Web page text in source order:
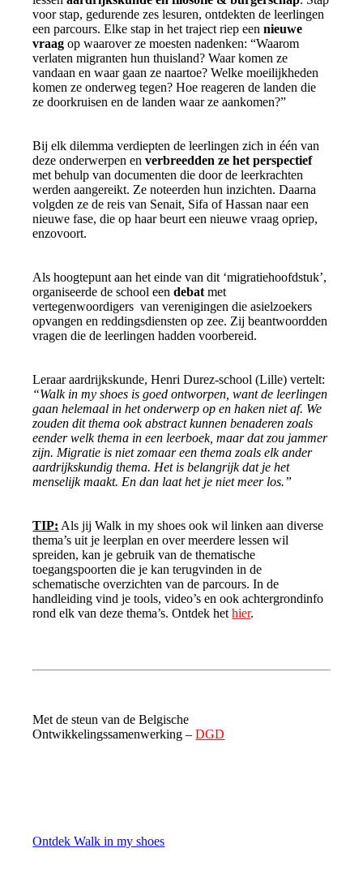
voor stap, gedurende zes lesuren, ontdekten de leerlingen
een parcours. Elke stap in het traject riep een nieuwe
vraag op waarover ze moesten nadenken: “Waarom
verlaten migranten hun thuisland? Waar komen ze
vandaan en waar gaan ze naartoe? Welke moeilijkheden
komen ze onderweg tegen? Hoe reageren de landen die
ze doorkruisen en de landen waar ze aankomen?”
Bij elk dilemma verdiepten de leerlingen zich in één van
deze onderwerpen enverbreedden ze het perspectief
met behulp van documenten die door de leerkrachten
werden aangereikt. Ze noteerden hun inzichten. Daarna
volgden ze de reis van Senait, Sifa of Hassan naar een
nieuwe fase, die op haar beurt een nieuwe vraag opriep,
enzovoort.
Als hoogtepunt aan het einde van dit ‘migratiehoofdstuk’,
organiseerde de school eendebat met
vertegenwoordigers van verenigingen die asielzoekers
opvangen en reddingsdiensten op zee. Zij beantwoordden
vragen die de leerlingen hadden voorbereid.
Leraar aardrijkskunde, Henri Durez-school (Lille) vertelt:
“Walk in my shoes is goed ontworpen, want de leerlingen
gaan helemaal in het onderwerp op en haken niet af. We
zouden dit thema ook abstract kunnen benaderen zoals
eender welk thema in een leerboek, maar dat zou jammer
zijn. Migratie is niet zomaar een thema zoals elk ander
aardrijkskundig thema. Het is belangrijk dat je het
menselijk maakt. En dan laat het je niet meer los.”
TIP: Als jij Walk in my shoes ook wil linken aan diverse
thema’s uit je leerplan en over meerdere lessen wil
spreiden, kan je gebruik van de thematische
toegangspoorten die je kan terugvinden in de
schematische overzichten van de parcours. In de
handleiding vind je tools, video’s en ook achtergrondinfo
rond elk van deze thema’s. Ontdek hethier.
Met de steun van de Belgische
Ontwikkelingssamenwerking –DGD
Ontdek Walk in my shoes